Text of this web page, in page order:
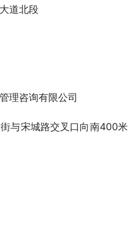
道北段
理咨询有限公司
与宋城路交叉口向南400米